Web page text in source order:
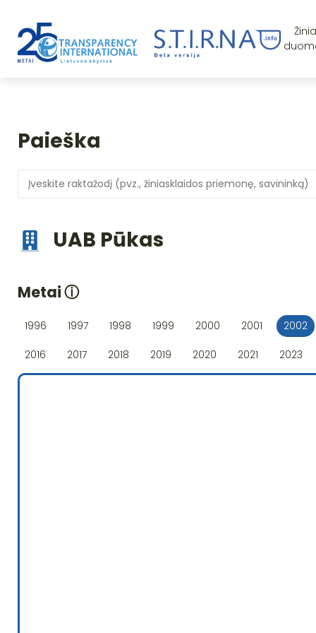
Paieška
UAB Pūkas
Metaiⓘ
1996 1997 1998 1999 2000 2001 2002
2016 2017 2018 2019 2020 2021 2023